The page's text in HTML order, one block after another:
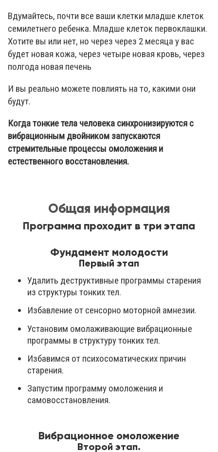
Вдумайтесь, почти все ваши клетки младше клеток
семилетнего ребенка. Младше клеток первоклашки.
Хотите вы или нет, но через через 2 месяца у вас
будет новая кожа, через четыре новая кровь, через
полгода новая печень
И вы реально можете повлиять на то, какими они
будут.
Когда тонкие тела человека синхронизируются с
вибрационным двойником запускаются
стремительные процессы омоложения и
естественного восстановления.
Общая информация
Программа проходит в три этапа
Фундамент молодости
Первый этап
Удалить деструктивные программы старения
из структуры тонких тел.
Избавление от сенсорно моторной амнезии.
Установим омолаживающие вибрационные
программы в структуру тонких тел.
Избавимся от психосоматических причин
старения.
Запустим программу омоложения и
самовосстановления.
Вибрационное омоложение
Второй этап.